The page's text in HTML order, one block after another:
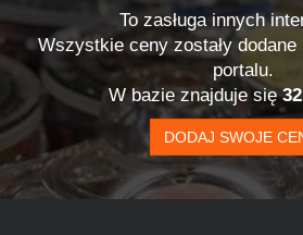
To zasługa innych
Wszystkie ceny zostały
portalu.
W bazie znajduje się
DODAJ SWOJE